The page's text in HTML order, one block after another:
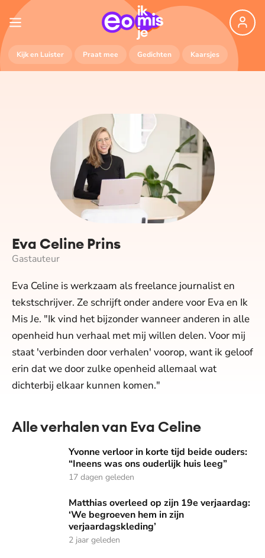
Kijk en Luister Praat mee Gedichten Kaarsjes
Eva Celine Prins
Gastauteur
Eva Celine is werkzaam als freelance journalist en
tekstschrijver. Ze schrijft onder andere voor Eva en Ik
Mis Je. "Ik vind het bijzonder wanneer anderen in alle
openheid hun verhaal met mij willen delen. Voor mij
staat 'verbinden door verhalen' voorop, want ik geloof
erin dat we door zulke openheid allemaal wat
dichterbij elkaar kunnen komen."
Alle verhalen van Eva Celine
Yvonne verloor in korte tijd beide ouders: “Ineens was ons
Yvonne verloor in korte tijd beide ouders:
“Ineens was ons ouderlijk huis leeg”
17 dagen geleden
Matthias overleed op zijn 19e verjaardag: ‘We begroeven
Matthias overleed op zijn 19e verjaardag:
‘We begroeven hem in zijn
verjaardagskleding’
2 jaar geleden